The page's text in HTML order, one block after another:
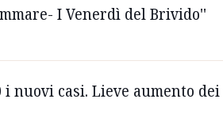
I Venerdì del Brivido''
i nuovi casi. Lieve aumento